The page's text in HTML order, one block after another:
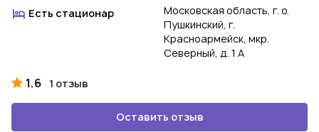
Есть стационар
Московская область, г. о.
Пушкинский, г.
Красноармейск, мкр.
Северный, д. 1 А
1.6 1 отзыв
Оставить отзыв